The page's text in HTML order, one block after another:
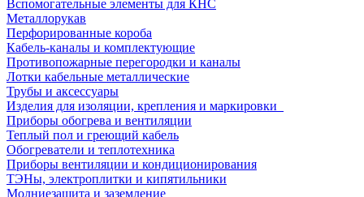
Вспомогательные элементы для КНС
Металлорукав
Перфорированные короба
Кабель-каналы и комплектующие
Противопожарные перегородки и каналы
Лотки кабельные металлические
Трубы и аксессуары
Изделия для изоляции, крепления и маркировки
Приборы обогрева и вентиляции
Теплый пол и греющий кабель
Обогреватели и теплотехника
Приборы вентиляции и кондиционирования
ТЭНы, электроплитки и кипятильники
Молниезащита и заземление